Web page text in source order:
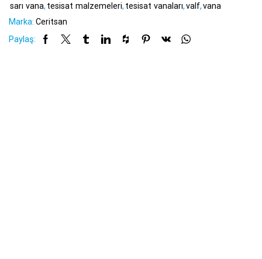
sarı vana, tesisat malzemeleri, tesisat vanaları,valf,vana
Marka: Ceritsan
Paylaş: